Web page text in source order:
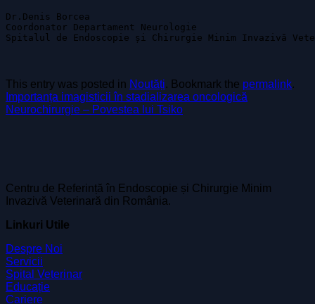
Dr.Denis Borcea
Coordonator Departament Neurologie
Spitalul de Endoscopie și Chirurgie Minim Invazivă
This entry was posted in Noutăți. Bookmark the permalink.
Importanța imagisticii în stadializarea oncologică
Neurochirurgie – Povestea lui Tsiko
Centru de Referință în Endoscopie și Chirurgie Minim
Invazivă Veterinară din România.
Linkuri Utile
Despre Noi
Servicii
Spital Veterinar
Educație
Cariere